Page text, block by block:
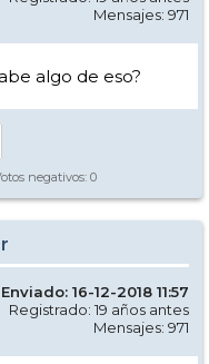
Mensajes: 971
algo de eso?
negativos: 0
Enviado: 16-12-2018 11:57
Registrado: 19 años antes
Mensajes: 971